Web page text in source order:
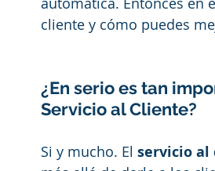
cliente y cómo puedes
¿En serio es tan
Servicio al Cliente?
Si y mucho. El servicio al